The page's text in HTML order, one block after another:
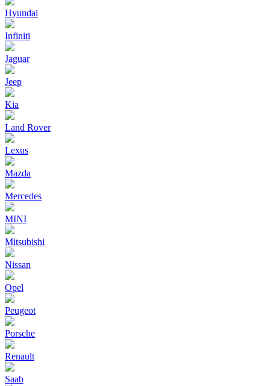
Hyundai
Infiniti
Jaguar
Jeep
Kia
Land Rover
Lexus
Mazda
Mercedes
MINI
Mitsubishi
Nissan
Opel
Peugeot
Porsche
Renault
Saab